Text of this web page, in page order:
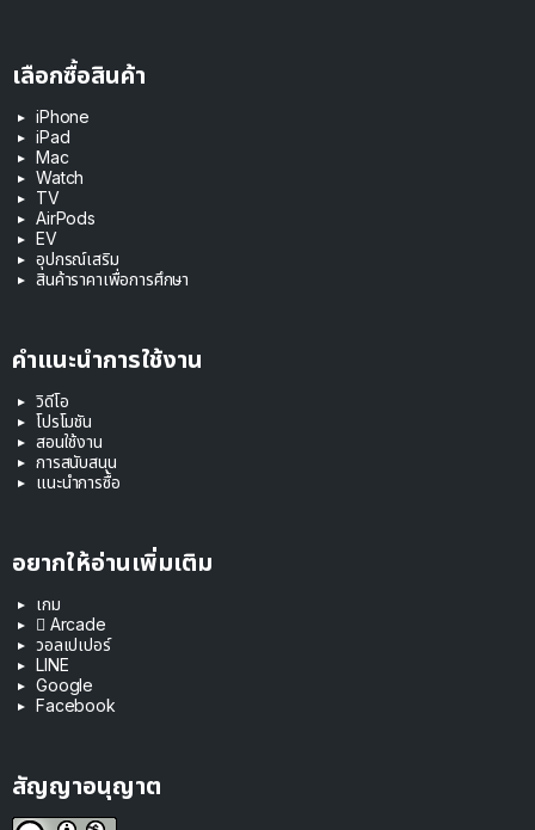
เลือกซื้อสินค้า
iPhone
iPad
Mac
Watch
TV
AirPods
EV
อุปกรณ์เสริม
สินค้าราคาเพื่อการศึกษา
คำแนะนำการใช้งาน
วิดีโอ
โปรโมชัน
สอนใช้งาน
การสนับสนุน
แนะนำการซื้อ
อยากให้อ่านเพิ่มเติม
เกม
 Arcade
วอลเปเปอร์
LINE
Google
Facebook
สัญญาอนุญาต